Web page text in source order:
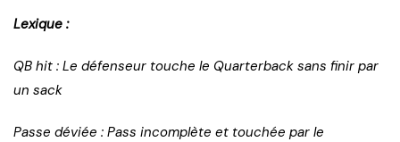
Lexique :
QB hit : Le défenseur touche le Quarterback sans finir par
un sack
Passe déviée : Pass incomplète et touchée par le